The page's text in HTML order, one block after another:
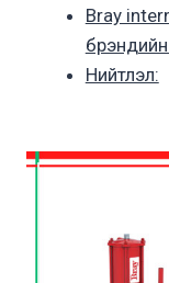
Bray
Нийтлэл: